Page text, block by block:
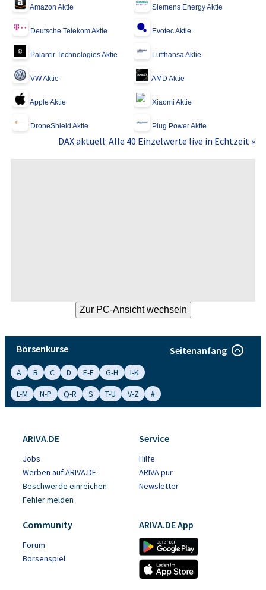
Amazon Aktie Siemens Energy Aktie
Deutsche Telekom Aktie Evotec Aktie
Palantir Technologies Aktie Lufthansa Aktie
VW Aktie AMD Aktie
Apple Aktie Xiaomi Aktie
DroneShield Aktie Plug Power Aktie
DAX aktuell: Alle 40 Einzelwerte live in Echtzeit »
Börsenkurse Seitenanfang
A B C D E-F G-H
I-K
L-M
N-P Q-R S T-U V-Z #
ARIVA.DE
Jobs
Werben auf ARIVA.DE
Beschwerde einreichen
Fehler melden
Service
Hilfe
ARIVA pur
Newsletter
Community
Forum
Börsenspiel
ARIVA.DE App